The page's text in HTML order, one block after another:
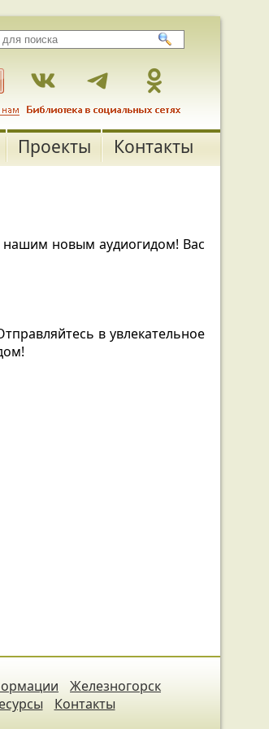
Проекты Контакты
нашим новым аудиогидом! Вас
в увлекательное
Железногорск
Контакты